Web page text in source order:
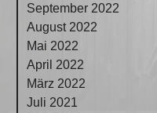
September 2022
August 2022
Mai 2022
April 2022
März 2022
Juli 2021